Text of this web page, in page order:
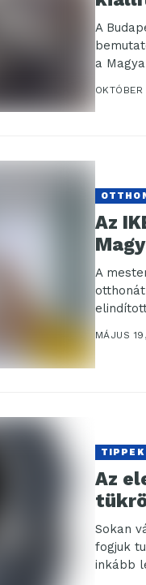
A
a
Az
A
MÁJUS
TIPPEK
Az
Sokan
fogjuk
inkább